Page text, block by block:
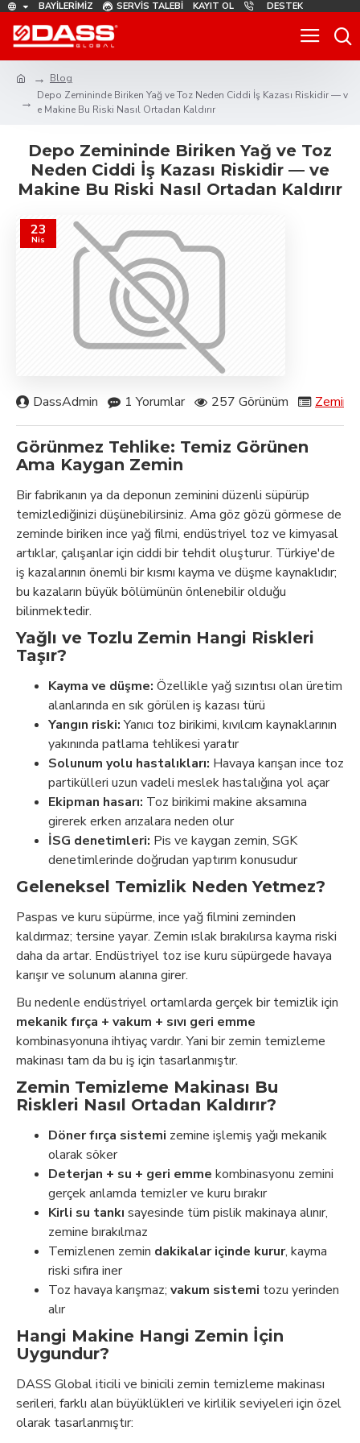
BAYILERIMIZ SERVIS TALEBI KAYIT OL DESTEK
Blog
Depo Zemininde Biriken Yağ ve Toz Neden Ciddi İş Kazası Riskidir — v
e Makine Bu Riski Nasıl Ortadan Kaldırır
Depo Zemininde Biriken Yağ ve Toz
Neden Ciddi İş Kazası Riskidir — ve
Makine Bu Riski Nasıl Ortadan Kaldırır
23
Nis
DassAdmin 1 Yorumlar 257 Görünüm Zemin
Görünmez Tehlike: Temiz Görünen
Ama Kaygan Zemin
Bir fabrikanın ya da deponun zeminini düzenli süpürüp
temizlediğinizi düşünebilirsiniz. Ama göz gözü görmese de
zeminde biriken ince yağ filmi, endüstriyel toz ve kimyasal
artıklar, çalışanlar için ciddi bir tehdit oluşturur. Türkiye'de
iş kazalarının önemli bir kısmı kayma ve düşme kaynaklıdır;
bu kazaların büyük bölümünün önlenebilir olduğu
bilinmektedir.
Yağlı ve Tozlu Zemin Hangi Riskleri
Taşır?
Kayma ve düşme: Özellikle yağ sızıntısı olan üretim
alanlarında en sık görülen iş kazası türü
Yangın riski:Yanıcı toz birikimi, kıvılcım kaynaklarının
yakınında patlama tehlikesi yaratır
Solunum yolu hastalıkları: Havaya karışan ince toz
partikülleri uzun vadeli meslek hastalığına yol açar
Ekipman hasarı: Toz birikimi makine aksamına
girerek erken arızalara neden olur
İSG denetimleri: Pis ve kaygan zemin, SGK
denetimlerinde doğrudan yaptırım konusudur
Geleneksel Temizlik Neden Yetmez?
Paspas ve kuru süpürme, ince yağ filmini zeminden
kaldırmaz; tersine yayar. Zemin ıslak bırakılırsa kayma riski
daha da artar. Endüstriyel toz ise kuru süpürgede havaya
karışır ve solunum alanına girer.
Bu nedenle endüstriyel ortamlarda gerçek bir temizlik için
mekanik fırça + vakum + sıvı geri emme
kombinasyonuna ihtiyaç vardır. Yani bir zemin temizleme
makinası tam da bu iş için tasarlanmıştır.
Zemin Temizleme Makinası Bu
Riskleri Nasıl Ortadan Kaldırır?
Döner fırça sistemi zemine işlemiş yağı mekanik
olarak söker
Deterjan + su + geri emme kombinasyonu zemini
gerçek anlamda temizler ve kuru bırakır
Kirli su tankı sayesinde tüm pislik makinaya alınır,
zemine bırakılmaz
Temizlenen zemin dakikalar içinde kurur, kayma
riski sıfıra iner
Toz havaya karışmaz; vakum sistemi tozu yerinden
alır
Hangi Makine Hangi Zemin İçin
Uygundur?
DASS Global iticili ve binicili zemin temizleme makinası
serileri, farklı alan büyüklükleri ve kirlilik seviyeleri için özel
olarak tasarlanmıştır: